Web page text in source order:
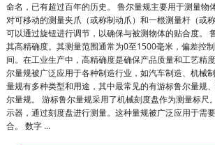
命名，已有超过百年的历史。 鲁尔量规主要用于测量物
对可移动的测量夹爪（或称制动爪）和一根测量杆（或
可以通过旋钮进行调节，以确保与被测物体的贴合度。
其高精确度。其测量范围通常为0至1500毫米，偏差控
间。在工业生产中，高精确度是确保产品质量和工艺精
尔量规被广泛应用于各种制造行业，如汽车制造、机械
量规有多种类型和用途，其中最常见的有游标鲁尔量规
尔量规。 游标鲁尔量规采用了机械刻度盘作为测量标尺
示器，通过刻度盘进行测量。这种量规被广泛应用于需
合。 数字 ...